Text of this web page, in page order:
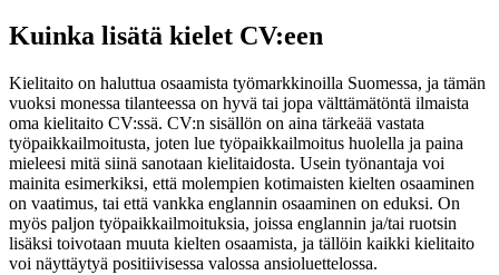
Kuinka lisätä kielet CV:een
Kielitaito on haluttua osaamista työmarkkinoilla Suomessa, ja tämän
vuoksi monessa tilanteessa on hyvä tai jopa välttämätöntä ilmaista
oma kielitaito CV:ssä. CV:n sisällön on aina tärkeää vastata
työpaikkailmoitusta, joten lue työpaikkailmoitus huolella ja paina
mieleesi mitä siinä sanotaan kielitaidosta. Usein työnantaja voi
mainita esimerkiksi, että molempien kotimaisten kielten osaaminen
on vaatimus, tai että vankka englannin osaaminen on eduksi. On
myös paljon työpaikkailmoituksia, joissa englannin ja/tai ruotsin
lisäksi toivotaan muuta kielten osaamista, ja tällöin kaikki kielitaito
voi näyttäytyä positiivisessa valossa ansioluettelossa.